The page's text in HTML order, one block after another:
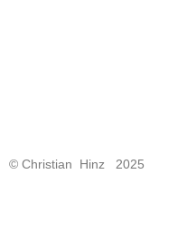
© Christian Hinz 2025